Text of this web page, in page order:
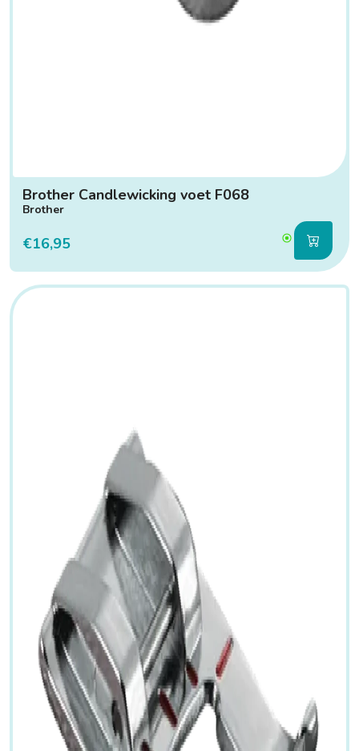
Brother Candlewicking voet F068
Brother
€16,95